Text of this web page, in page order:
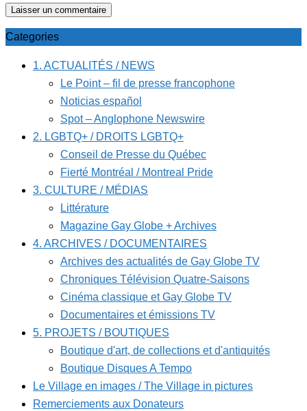
Categories
1. ACTUALITÉS / NEWS
Le Point – fil de presse francophone
Noticias español
Spot – Anglophone Newswire
2. LGBTQ+ / DROITS LGBTQ+
Conseil de Presse du Québec
Fierté Montréal / Montreal Pride
3. CULTURE / MÉDIAS
Littérature
Magazine Gay Globe + Archives
4. ARCHIVES / DOCUMENTAIRES
Archives des actualités de Gay Globe TV
Chroniques Télévision Quatre-Saisons
Cinéma classique et Gay Globe TV
Documentaires et émissions TV
5. PROJETS / BOUTIQUES
Boutique d'art, de collections et d'antiquités
Boutique Disques A Tempo
Le Village en images / The Village in pictures
Remerciements aux Donateurs